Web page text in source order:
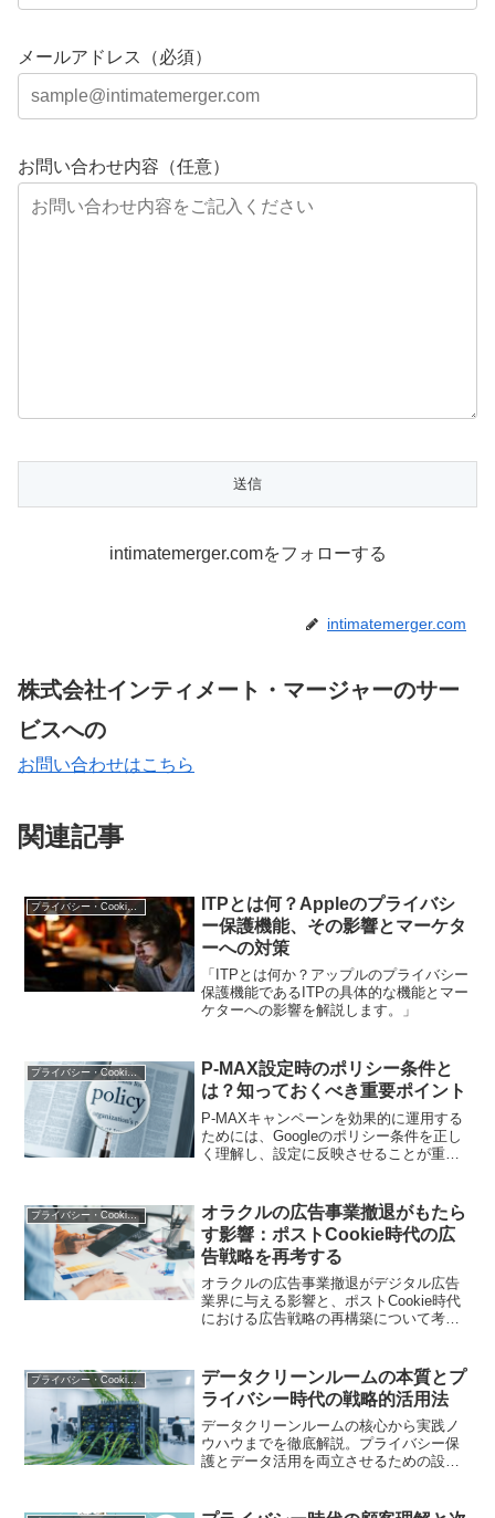
メールアドレス（必須）
お問い合わせ内容（任意）
intimatemerger.comをフォローする
intimatemerger.com
株式会社インティメート・マージャーのサー
ビスへの
お問い合わせはこちら
関連記事
プライバシー・Cookie規制
ITPとは何？Appleのプライバシ
ー保護機能、その影響とマーケタ
ーへの対策
「ITPとは何か？アップルのプライバシー
保護機能であるITPの具体的な機能とマー
ケターへの影響を解説します。」
P-MAX設定時のポリシー条件と
は？知っておくべき重要ポイント
P-MAXキャンペーンを効果的に運用する
ためには、Googleのポリシー条件を正し
く理解し、設定に反映させることが重要
詳しく解説します。
プライバシー・Cookie規制
オラクルの広告事業撤退がもたら
す影響：ポストCookie時代の広
告戦略を再考する
オラクルの広告事業撤退がデジタル広告
業界に与える影響と、ポストCookie時代
における広告戦略の再構築について考察
プライバシー・Cookie規制
データクリーンルームの本質とプ
ライバシー時代の戦略的活用法
データクリーンルームの核心から実践ノ
ウハウまでを徹底解説。プライバシー保
護とデータ活用を両立させるための設計